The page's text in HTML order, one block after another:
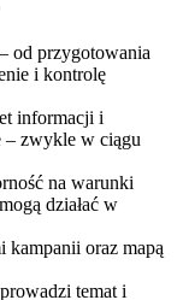
od przygotowania
i kontrolę
informacji i
– zwykle w ciągu
na warunki
działać w
kampanii oraz mapą
temat i